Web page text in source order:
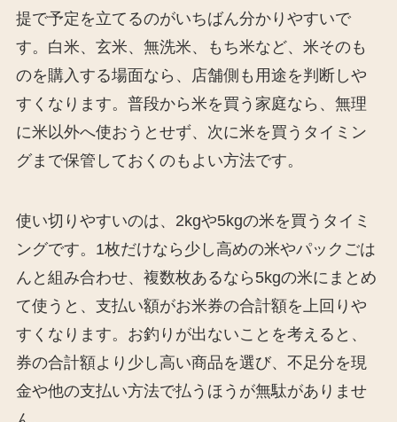
提で予定を立てるのがいちばん分かりやすいで
す。白米、玄米、無洗米、もち米など、米そのも
のを購入する場面なら、店舗側も用途を判断しや
すくなります。普段から米を買う家庭なら、無理
に米以外へ使おうとせず、次に米を買うタイミン
グまで保管しておくのもよい方法です。
使い切りやすいのは、2kgや5kgの米を買うタイミ
ングです。1枚だけなら少し高めの米やパックごは
んと組み合わせ、複数枚あるなら5kgの米にまとめ
て使うと、支払い額がお米券の合計額を上回りや
すくなります。お釣りが出ないことを考えると、
券の合計額より少し高い商品を選び、不足分を現
金や他の支払い方法で払うほうが無駄がありませ